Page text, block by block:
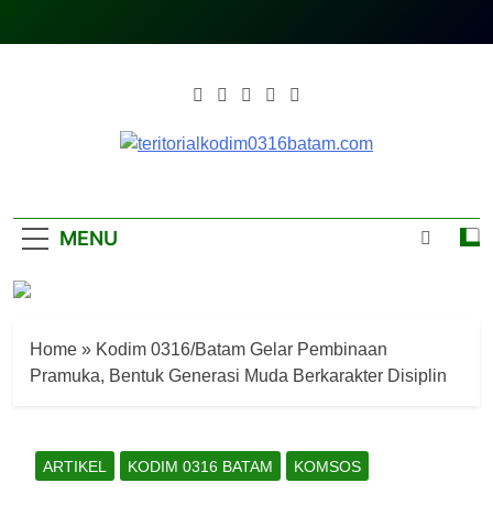
MENU
Home » Kodim 0316/Batam Gelar Pembinaan
Pramuka, Bentuk Generasi Muda Berkarakter Disiplin
ARTIKEL KODIM 0316 BATAM KOMSOS